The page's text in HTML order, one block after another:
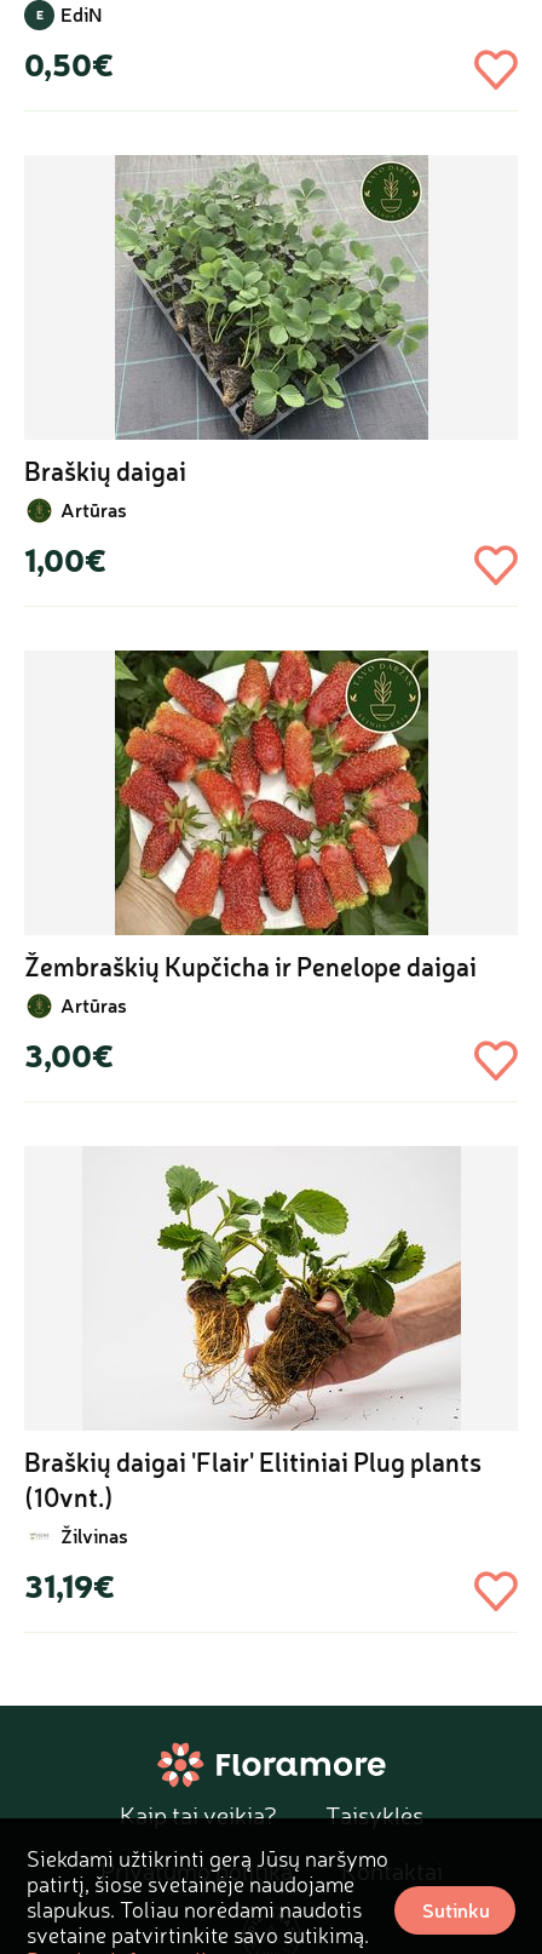
E EdiN
0,50€
Braškių daigai
Artūras
1,00€
Žembraškių Kupčicha ir Penelope daigai
Artūras
3,00€
Braškių daigai 'Flair' Elitiniai Plug plants
(10vnt.)
Žilvinas
31,19€
Kaip tai veikia?
Taisyklės
Privatumo politika
Kontaktai
Sutinku
Siekdami užtikrinti gerą Jūsų naršymo
patirtį, šiose svetainėje naudojame
slapukus. Toliau norėdami naudotis
svetaine patvirtinkite savo sutikimą.